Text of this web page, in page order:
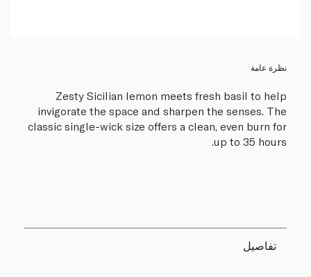
نظرة عامة
Zesty Sicilian lemon meets fresh basil to help
invigorate the space and sharpen the senses. The
classic single-wick size offers a clean, even burn for
up to 35 hours.
تفاصيل